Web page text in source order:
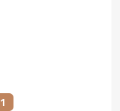
1